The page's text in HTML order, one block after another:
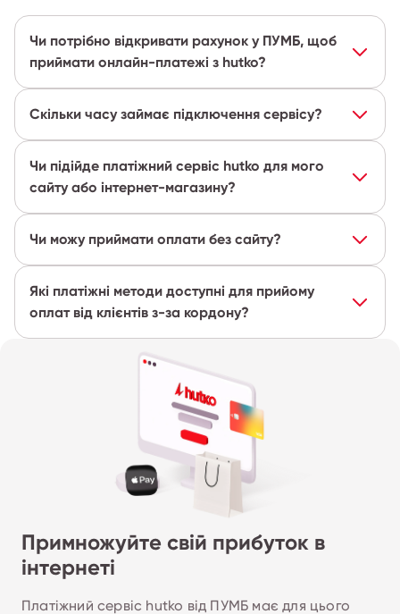
Чи потрібно відкривати рахунок у ПУМБ, щоб
приймати онлайн-платежі з hutko?
Скільки часу займає підключення сервісу?
Чи підійде платіжний сервіс hutko для мого
сайту або інтернет-магазину?
Чи можу приймати оплати без сайту?
Які платіжні методи доступні для прийому
оплат від клієнтів з-за кордону?
Примножуйте свій прибуток в
інтернеті
Платіжний сервіс hutko від ПУМБ має для цього